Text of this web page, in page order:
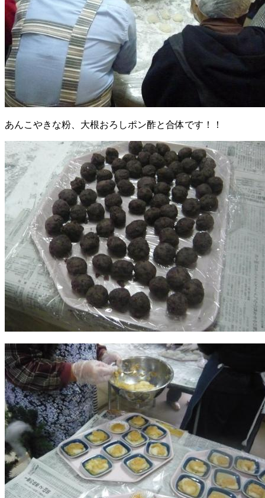
あんこやきな粉、大根おろしポン酢と合体です！！